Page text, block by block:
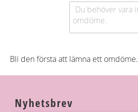
Bli den första att lämna ett omdöme.
Nyhetsbrev